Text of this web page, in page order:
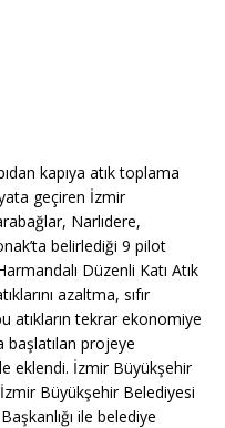
kapıya atık toplama
geçiren İzmir
Narlıdere,
belirlediği 9 pilot
Düzenli Katı Atık
azaltma, sıfır
atıkların tekrar ekonomiye
başlatılan projeye
eklendi. İzmir Büyükşehir
Büyükşehir Belediyesi
ile belediye